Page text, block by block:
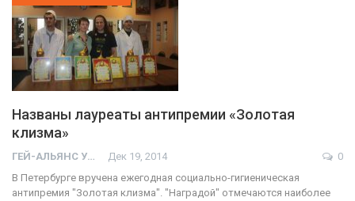
Названы лауреаты антипремии «Золотая
клизма»
ГЕЙ-АЛЬЯНС УКРАИНА Дек 19, 2014
0
В Петербурге вручена ежегодная социально-гигиеническая
антипремия "Золотая клизма". "Наградой" отмечаются наиболее